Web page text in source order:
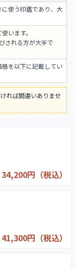
使う印鑑であり、大
います。
される方が大半で
を以下に記載してい
れば間違いありませ
34,200円（税込）
41,300円（税込）